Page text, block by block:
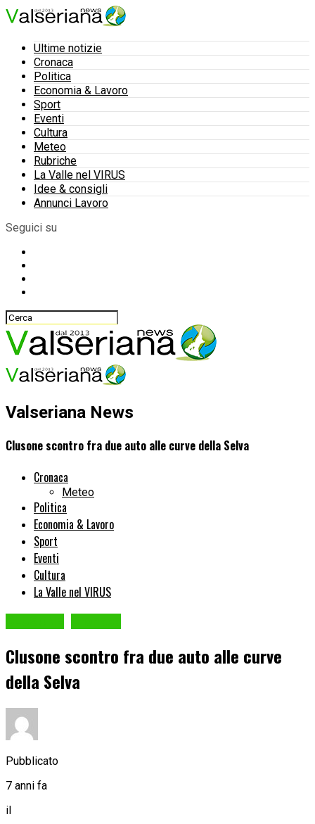
Ultime notizie
Cronaca
Politica
Economia & Lavoro
Sport
Eventi
Cultura
Meteo
Rubriche
La Valle nel VIRUS
Idee & consigli
Annunci Lavoro
Seguici su
Valseriana News
Clusone scontro fra due auto alle curve della Selva
Cronaca
Meteo
Politica
Economia & Lavoro
Sport
Eventi
Cultura
La Valle nel VIRUS
Clusone scontro fra due auto alle curve
della Selva
Pubblicato
7 anni fa
il